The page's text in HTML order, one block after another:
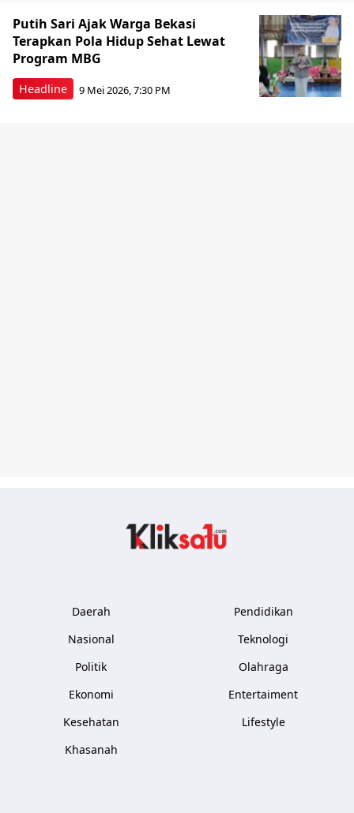
Headline
Putih Sari Ajak Warga Bekasi
Terapkan Pola Hidup Sehat Lewat
Program MBG
9 Mei 2026, 7:30 PM
Daerah
Nasional
Politik
Ekonomi
Kesehatan
Khasanah
Pendidikan
Teknologi
Olahraga
Entertaiment
Lifestyle